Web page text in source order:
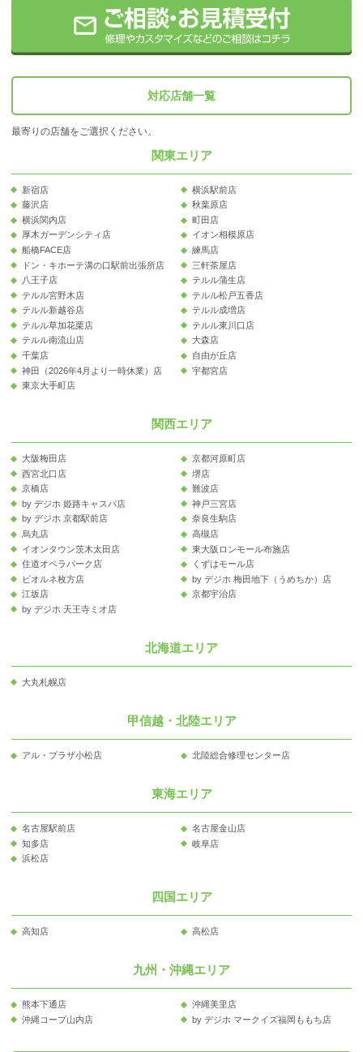
対応店舗一覧
最寄りの店舗をご選択ください。
関東エリア
新宿店
横浜駅前店
藤沢店
秋葉原店
横浜関内店
町田店
厚木ガーデンシティ店
イオン相模原店
船橋FACE店
練馬店
ドン・キホーテ溝の口駅前出張所店
三軒茶屋店
八王子店
テルル蒲生店
テルル宮野木店
テルル松戸五香店
テルル新越谷店
テルル成増店
テルル草加花栗店
テルル東川口店
テルル南流山店
大森店
千葉店
自由が丘店
神田（2026年4月より一時休業）店
宇都宮店
東京大手町店
関西エリア
大阪梅田店
京都河原町店
西宮北口店
堺店
京橋店
難波店
by デジホ 姫路キャスパ店
神戸三宮店
by デジホ 京都駅前店
奈良生駒店
烏丸店
高槻店
イオンタウン茨木太田店
東大阪ロンモール布施店
住道オペラパーク店
くずはモール店
ビオルネ枚方店
by デジホ 梅田地下（うめちか）店
江坂店
京都宇治店
by デジホ 天王寺ミオ店
北海道エリア
大丸札幌店
甲信越・北陸エリア
アル・プラザ小松店 北陸総合修理センター店
東海エリア
名古屋駅前店
名古屋金山店
知多店
岐阜店
浜松店
四国エリア
高知店 高松店
九州・沖縄エリア
熊本下通店
沖縄美里店
沖縄コープ山内店
by デジホ マークイズ福岡ももち店